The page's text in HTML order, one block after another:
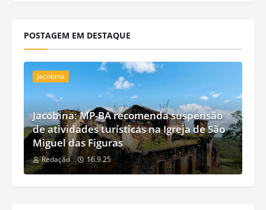
POSTAGEM EM DESTAQUE
Jacobina
Jacobina: MP-BA recomenda suspensão
de atividades turísticas na Igreja de São
Miguel das Figuras
Redação 16.9.25